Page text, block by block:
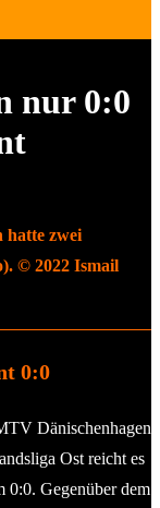
nur 0:0
hatte zwei
© 2022 Ismail
0:0
Dänischenhagen
Ost reicht es
0:0. Gegenüber dem